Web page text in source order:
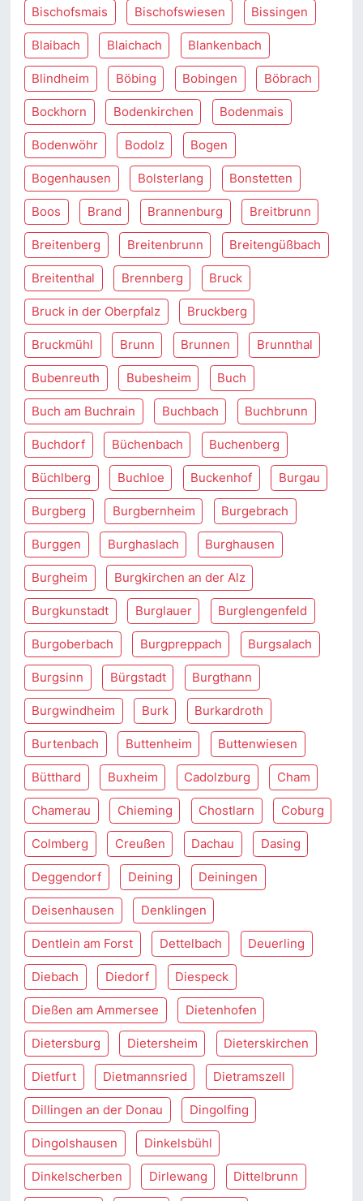
Bischofsmais Bischofswiesen Bissingen
Blaibach Blaichach Blankenbach
Blindheim Böbing Bobingen Böbrach
Bockhorn Bodenkirchen Bodenmais
Bodenwöhr Bodolz Bogen
Bogenhausen Bolsterlang Bonstetten
Boos Brand Brannenburg Breitbrunn
Breitenberg Breitenbrunn Breitengüßbach
Breitenthal Brennberg Bruck
Bruck in der Oberpfalz Bruckberg
Bruckmühl Brunn Brunnen Brunnthal
Bubenreuth Bubesheim Buch
Buch am Buchrain Buchbach Buchbrunn
Buchdorf Büchenbach Buchenberg
Büchlberg Buchloe Buckenhof Burgau
Burgberg Burgbernheim Burgebrach
Burggen Burghaslach Burghausen
Burgheim Burgkirchen an der Alz
Burgkunstadt Burglauer Burglengenfeld
Burgoberbach Burgpreppach Burgsalach
Burgsinn Bürgstadt Burgthann
Burgwindheim Burk Burkardroth
Burtenbach Buttenheim Buttenwiesen
Bütthard Buxheim Cadolzburg Cham
Chamerau Chieming Chostlarn Coburg
Colmberg Creußen Dachau Dasing
Deggendorf Deining Deiningen
Deisenhausen Denklingen
Dentlein am Forst Dettelbach Deuerling
Diebach Diedorf Diespeck
Dießen am Ammersee Dietenhofen
Dietersburg Dietersheim Dieterskirchen
Dietfurt Dietmannsried Dietramszell
Dillingen an der Donau Dingolfing
Dingolshausen Dinkelsbühl
Dinkelscherben Dirlewang Dittelbrunn